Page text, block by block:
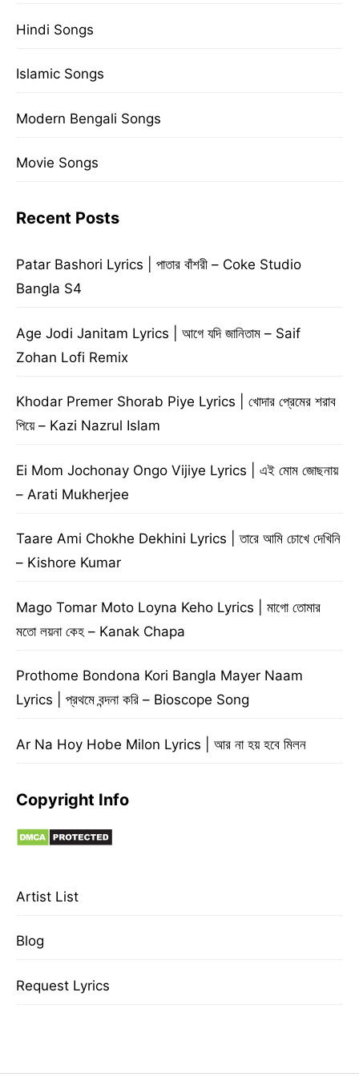
Hindi Songs
Islamic Songs
Modern Bengali Songs
Movie Songs
Recent Posts
Patar Bashori Lyrics | পাতার বাঁশরী – Coke Studio
Bangla S4
Age Jodi Janitam Lyrics | আগে যদি জানিতাম – Saif
Zohan Lofi Remix
Khodar Premer Shorab Piye Lyrics | খোদার প্রেমের শরাব
পিয়ে – Kazi Nazrul Islam
Ei Mom Jochonay Ongo Vijiye Lyrics | এই মোম জোছনায়
– Arati Mukherjee
Taare Ami Chokhe Dekhini Lyrics | তারে আমি চোখে দেখিনি
– Kishore Kumar
Mago Tomar Moto Loyna Keho Lyrics | মাগো তোমার
মতো লয়না কেহ – Kanak Chapa
Prothome Bondona Kori Bangla Mayer Naam
Lyrics | প্রথমে বন্দনা করি – Bioscope Song
Ar Na Hoy Hobe Milon Lyrics | আর না হয় হবে মিলন
Copyright Info
Artist List
Blog
Request Lyrics